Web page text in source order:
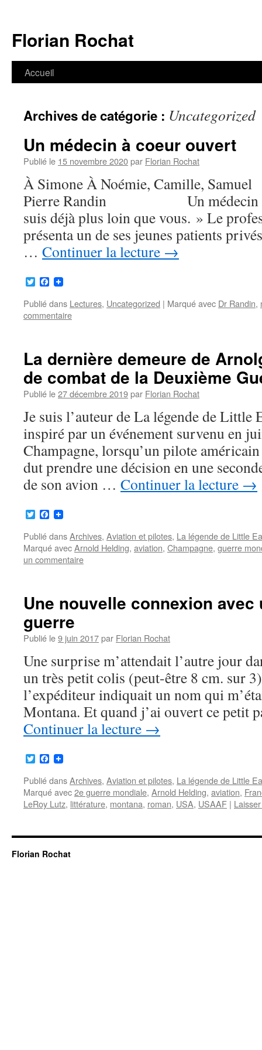
contenu
Florian Rochat
Accueil
Archives de catégorie : Uncategorized
Un médecin à coeur ouvert
Publié le 15 novembre 2020par Florian Rochat
À Simone À Noémie, Camille,
Pierre Randin Un médecin à
suis déjà plus loin que vous. » Le
présenta un de ses jeunes patients
… Continuer la lecture →
TwitterFacebook
Publié dans Lectures, Uncategorized | Marqué avec Dr Randin,
commentaire
La dernière demeure de
de combat de la Deuxième
Publié le27 décembre 2019par Florian Rochat
Je suis l’auteur de La légende de Little
inspiré par un événement survenu en
Champagne, lorsqu’un pilote
dut prendre une décision en une
de son avion … Continuer la lecture →
TwitterFacebook
Publié dansArchives, Aviation et pilotes, La légende de Little
Marqué avecArnold Helding, aviation, Champagne, guerre
un commentaire
Une nouvelle connexion avec
guerre
Publié le9 juin 2017par Florian Rochat
Une surprise m’attendait l’autre jour
un très petit colis (peut-être 8 cm. sur
l’expéditeur indiquait un nom qui
Montana. Et quand j’ai ouvert ce petit
Continuer la lecture →
TwitterFacebook
Publié dansArchives, Aviation et pilotes, La légende de Little
Marqué avec2e guerre mondiale, Arnold Helding, aviation,
LeRoy Lutz, littérature, montana, roman, USA, USAAF |
Florian Rochat